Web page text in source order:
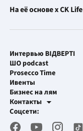
На её основе x CK Life
Интервью ВІДВЕРТІ
ШО podcast
Prosecco Time
Ивенты
Бизнес на лям
Контакты
Рекламные интеграции
Рабочая почта
Соцсети: